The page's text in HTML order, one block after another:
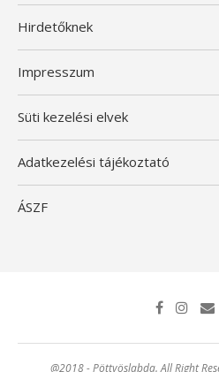
Hirdetőknek
Impresszum
Süti kezelési elvek
Adatkezelési tájékoztató
ÁSZF
@2018 - Pöttyöslabda. All Right